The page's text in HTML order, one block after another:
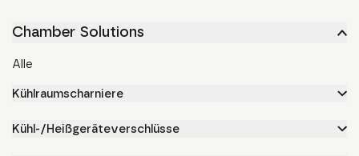
Chamber Solutions
Alle
Kühlraumscharniere
Kühl-/Heißgeräteverschlüsse